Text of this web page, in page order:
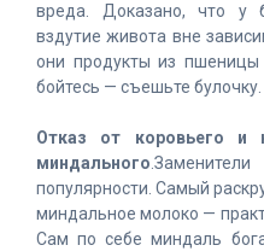
вреда. Доказано, что у
вздутие живота вне
они продукты из пшеницы
бойтесь — съешьте булочку.
Отказ от коровьего и
миндального
популярности. Самый
миндальное молоко —
Сам по себе миндаль